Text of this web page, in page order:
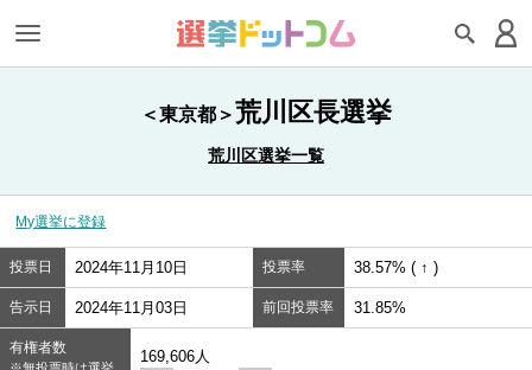
＜東京都＞荒川区長選挙
荒川区選挙一覧
My選挙に登録
投票日 2024年11月10日 投票率 38.57% ( ↑ )
告示日 2024年11月03日 前回投票率 31.85%
有権者数 169,606人